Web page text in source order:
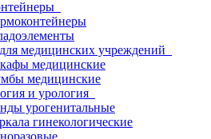
медицинских учреждений
медицинские
медицинские
и урология
урогенитальные
гинекологические